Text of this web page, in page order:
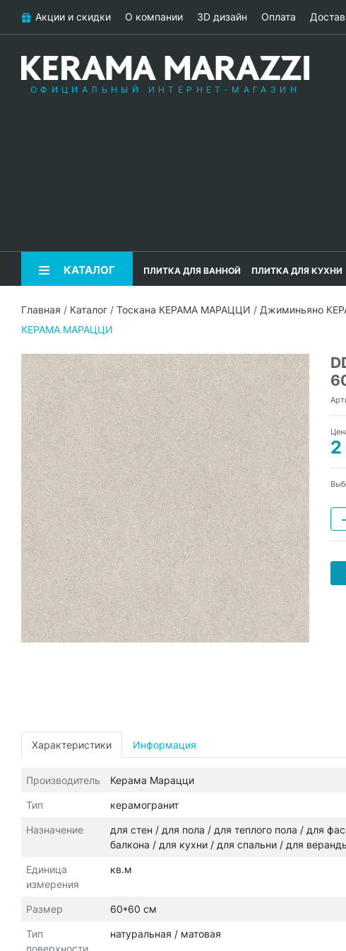
Акции и скидки О компании 3D дизайн Оплата
ОФИЦИАЛЬНЫЙ ИНТЕРНЕТ-МАГАЗИН
КАТАЛОГ ПЛИТКА ДЛЯ ВАННОЙ ПЛИТКА ДЛЯ КУХНИ
Главная / Каталог / Тоскана КЕРАМА МАРАЦЦИ / Джиминьяно
КЕРАМА МАРАЦЦИ
2
Характеристики Информация
Производитель Керама Марацци
Тип керамогранит
Назначение
для стен / для пола / для теплого пола / для
балкона / для кухни / для спальни / для
Единица
измерения
кв.м
Размер 60*60 см
Тип
поверхности
натуральная / матовая